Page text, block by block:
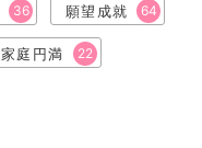
36 願望成就 64
家庭円満 22